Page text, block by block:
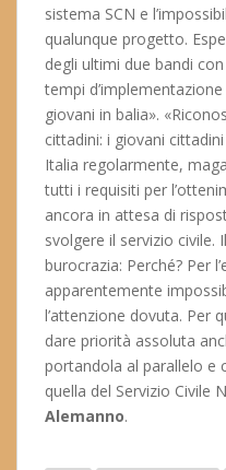
sistema SCN e
qualunque progetto.
degli ultimi due bandi
tempi
giovani in balia».
cittadini: i giovani
Italia regolarmente,
tutti i requisiti per
ancora in attesa di
svolgere il servizio civile.
burocrazia: Perché? Per
apparentemente
l’attenzione dovuta. Per
dare priorità assoluta
portandola al parallelo e
quella del Servizio Civile
Alemanno.